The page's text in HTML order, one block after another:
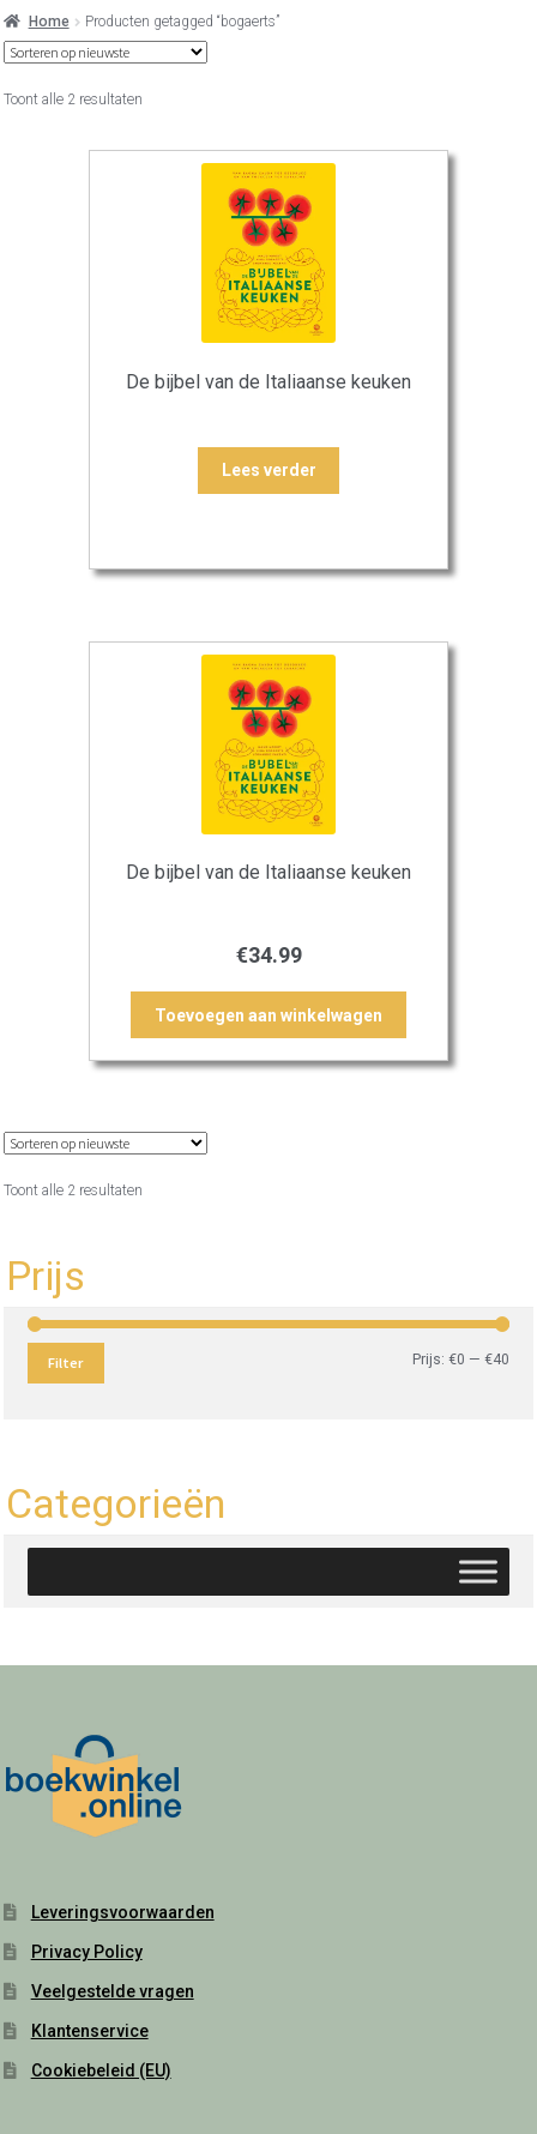
Home Producten getagged “bogaerts”
Toont alle 2 resultaten
De bijbel van de Italiaanse keuken
Lees verder
De bijbel van de Italiaanse keuken
€34.99
Toevoegen aan winkelwagen
Toont alle 2 resultaten
Prijs
Filter Prijs: €0 — €40
Categorieën
Leveringsvoorwaarden
Privacy Policy
Veelgestelde vragen
Klantenservice
Cookiebeleid (EU)